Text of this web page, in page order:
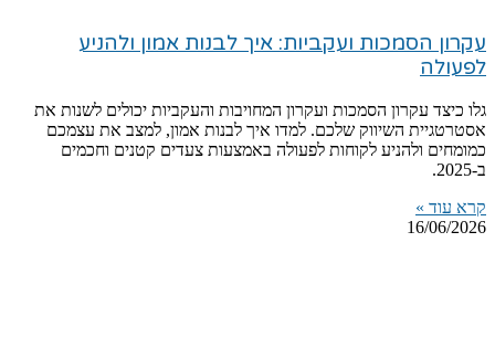
עקרון הסמכות ועקביות: איך לבנות אמון ולהניע
לפעולה
גלו כיצד עקרון הסמכות ועקרון המחויבות והעקביות יכולים לשנות את
אסטרטגיית השיווק שלכם. למדו איך לבנות אמון, למצב את עצמכם
כמומחים ולהניע לקוחות לפעולה באמצעות צעדים קטנים וחכמים
ב-2025.
קרא עוד »
16/06/2026